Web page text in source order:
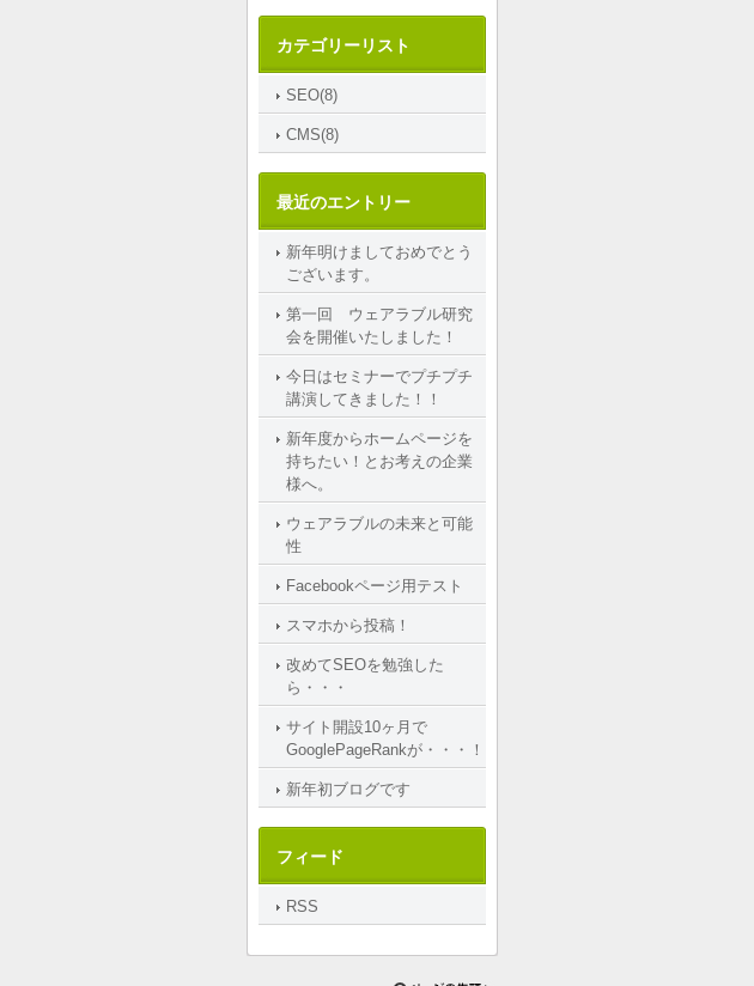
カテゴリーリスト
SEO(8)
CMS(8)
最近のエントリー
新年明けましておめでとう
ございます。
第一回 ウェアラブル研究
会を開催いたしました！
今日はセミナーでプチプチ
講演してきました！！
新年度からホームページを
持ちたい！とお考えの企業
様へ。
ウェアラブルの未来と可能
性
Facebookページ用テスト
スマホから投稿！
改めてSEOを勉強した
ら・・・
サイト開設10ヶ月で
GooglePageRankが・・・！
新年初ブログです
フィード
RSS